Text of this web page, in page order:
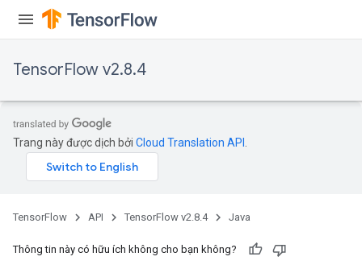
TensorFlow v2.8.4
Trang này được dịch bởi Cloud Translation API
TensorFlow API TensorFlow v2.8.4 Java
Thông tin này có hữu ích không cho bạn không?